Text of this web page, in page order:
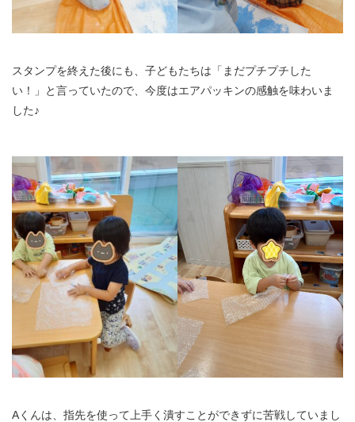
スタンプを終えた後にも、子どもたちは「まだプチプチした
い！」と言っていたので、今度はエアパッキンの感触を味わいま
した♪
Aくんは、指先を使って上手く潰すことができずに苦戦していまし